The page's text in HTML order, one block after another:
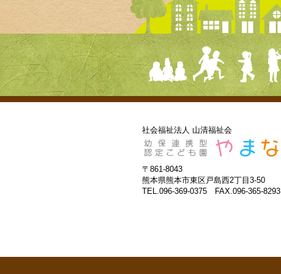
社会福祉法人 山清福祉会
〒861-8043
熊本県熊本市東区戸島西2丁目3-50
TEL.096-369-0375 FAX.096-365-8293